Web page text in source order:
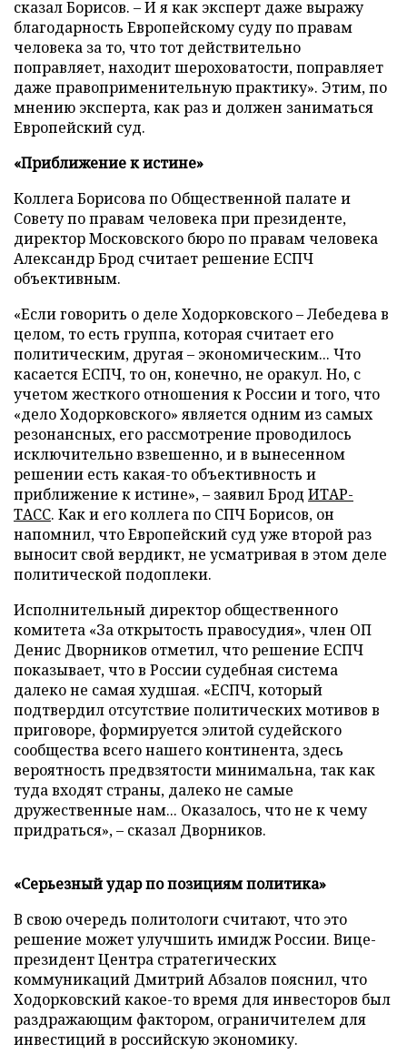
сказал Борисов. –И я как эксперт даже выражу
благодарность Европейскому суду по правам
человека за то, что тот действительно
поправляет, находит шероховатости, поправляет
даже правоприменительную практику». Этим, по
мнению эксперта, как раз и должен заниматься
Европейский суд.
«Приближение к истине»
Коллега Борисова по Общественной палате и
Совету по правам человека при президенте,
директор Московского бюро по правам человека
Александр Брод считает решение ЕСПЧ
объективным.
«Если говорить о деле Ходорковского–Лебедева в
целом, то есть группа, которая считает его
политическим, другая– экономическим... Что
касается ЕСПЧ, то он, конечно, не оракул. Но, с
учетом жесткого отношения к России и того, что
«дело Ходорковского» является одним из самых
резонансных, его рассмотрение проводилось
исключительно взвешенно, и в вынесенном
решении есть какая-то объективность и
приближение к истине»,– заявил Брод ИТАР-
ТАСС. Как и его коллега по СПЧ Борисов, он
напомнил, что Европейский суд уже второй раз
выносит свой вердикт, не усматривая в этом деле
политической подоплеки.
Исполнительный директор общественного
комитета «За открытость правосудия», член ОП
Денис Дворников отметил, что решение ЕСПЧ
показывает, что в России судебная система
далеко не самая худшая. «ЕСПЧ, который
подтвердил отсутствие политических мотивов в
приговоре, формируется элитой судейского
сообщества всего нашего континента, здесь
вероятность предвзятости минимальна, так как
туда входят страны, далеко не самые
дружественные нам... Оказалось, что не к чему
придраться»,– сказал Дворников.
«Серьезный удар по позициям политика»
В свою очередь политологи считают, что это
решение может улучшить имидж России. Вице-
президент Центра стратегических
коммуникаций Дмитрий Абзалов пояснил, что
Ходорковский какое-то время для инвесторов был
раздражающим фактором, ограничителем для
инвестиций в российскую экономику.